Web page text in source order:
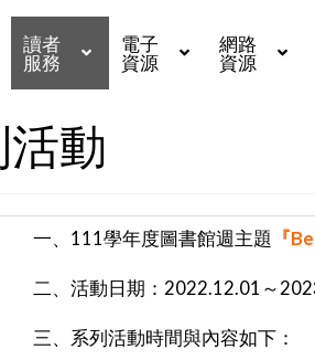
讀者
服務
電子
資源
網路
資源
動
一、 111學年度圖書館週主題 『
二、活動日期：2022.12.01～
三、 系列活動時間與內容如下：